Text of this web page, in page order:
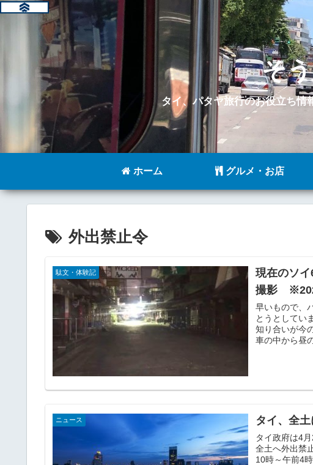
そ
タイ、パタヤ旅行のお役立ち情
ホーム グルメ・お店
外出禁止令
駄文・体験記
現在のソ
撮影
早いもので、
とうとしてい
知り合いが今
車の中から昼
ニュース タイ、全
タイ政府は4
全土へ外出禁
10時～午前4